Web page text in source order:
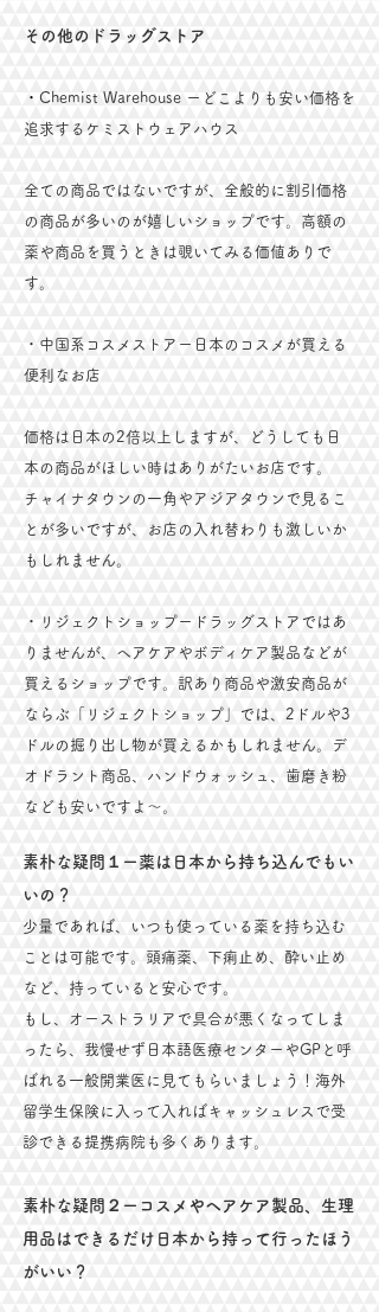
その他のドラッグストア
​・ Chemist Warehouse ー どこよりも安い価格を
追求するケミストウェアハウス
全ての商品ではないですが、全般的に割引価格
の商品が多いのが嬉しいショップです。高額の
薬や商品を買うときは覗いてみる価値ありで
す。
・中国系コスメストアー日本のコスメが買える
便利なお店
価格は日本の2倍以上しますが、どうしても日
本の商品がほしい時はありがたいお店です。
チャイナタウンの一角やアジアタウンで見るこ
とが多いですが、お店の入れ替わりも激しいか
もしれません。
​・リジェクトショップードラッグストアではあ
りませんが、ヘアケアやボディケア製品などが
買えるショップです。訳あり商品や激安商品が
ならぶ「リジェクトショップ」では、2ドルや3
ドルの掘り出し物が買えるかもしれません。デ
オドラント商品、ハンドウォッシュ、歯磨き粉
なども安いですよ～。
素朴な疑問１ー薬は日本から持ち込んでもい
いの？
少量であれば、いつも使っている薬を持ち込む
ことは可能です。頭痛薬、下痢止め、酔い止め
など、持っていると安心です。
もし、オーストラリアで具合が悪くなってしま
ったら、我慢せず日本語医療センターやGPと呼
ばれる一般開業医に見てもらいましょう！海外
留学生保険に入って入ればキャッシュレスで受
診できる提携病院も多くあります。
素朴な疑問２ーコスメやヘアケア製品、生理
用品はできるだけ日本から持って行ったほう
がいい？